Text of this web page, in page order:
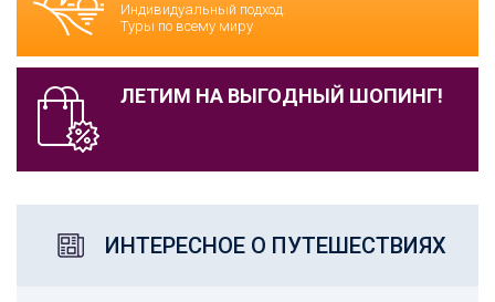
Индивидуальный подход.
Туры по всему миру
ЛЕТИМ НА ВЫГОДНЫЙ ШОПИНГ!
ИНТЕРЕСНОЕ О ПУТЕШЕСТВИЯХ